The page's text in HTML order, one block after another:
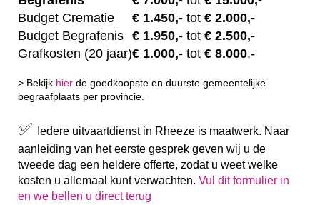
Budget Crematie
€ 1.450,- tot € 2.000,-
Budget Begrafenis € 1.950,- tot € 2.500,-
Grafkosten (20 jaar)€ 1.000,- tot € 8.000,-
> Bekijk hier de goedkoopste en duurste gemeentelijke
begraafplaats per provincie.
✅
Iedere uitvaartdienst in Rheeze is maatwerk. Naar
aanleiding van het eerste gesprek geven wij u de
tweede dag een heldere offerte, zodat u weet welke
kosten u allemaal kunt verwachten. Vul dit formulier in
en we bellen u direct terug